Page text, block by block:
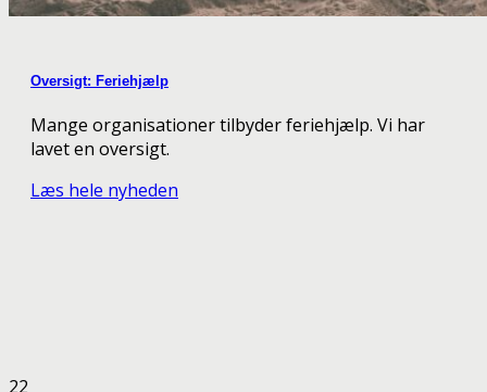
Oversigt: Feriehjælp
Mange organisationer tilbyder feriehjælp. Vi har
lavet en oversigt.
Læs hele nyheden
22